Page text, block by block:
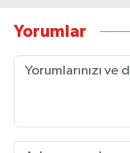
Yorumlar